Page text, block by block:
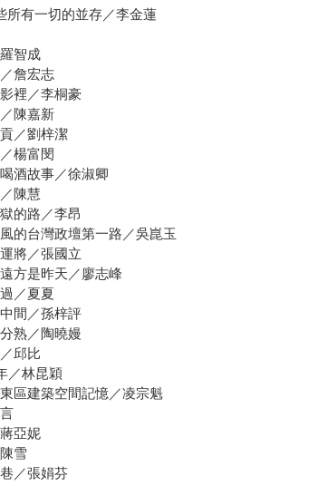
所有一切的並存／李金蓮
智成
詹宏志
裡／李桐豪
陳嘉新
／劉梓潔
楊富閔
酒故事／徐淑卿
陳慧
的路／李昂
的台灣政壇第一路／吳崑玉
將／張國立
方是昨天／廖志峰
／夏夏
間／孫梓評
熟／陶曉嫚
邱比
／林昆穎
區建築空間記憶／凌宗魁
亞妮
雪
／張娟芬